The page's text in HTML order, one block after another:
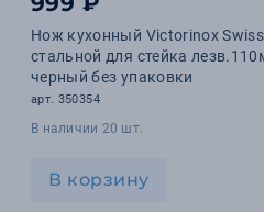
Нож кухонный Victorinox
стальной для стейка
черный без упаковки
арт. 350354
В наличии 20 шт.
В корзину